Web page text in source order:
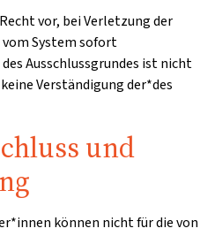
vor, bei Verletzung der
System sofort
Ausschlussgrundes ist nicht
Verständigung der*des
und
können nicht für die von